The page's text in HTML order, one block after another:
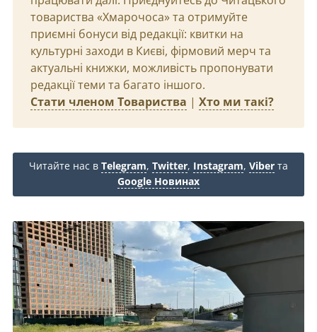
товариства «Хмарочоса» та отримуйте
приємні бонуси від редакції: квитки на
культурні заходи в Києві, фірмовий мерч та
актуальні книжки, можливість пропонувати
редакції теми та багато іншого.
Стати членом Товариства | Хто ми такі?
Читайте нас в Telegram, Twitter, Instagram, Viber та
Google Новинах